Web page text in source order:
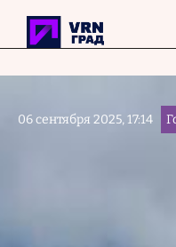
Перейти к
06 сентября 2025, 17:14